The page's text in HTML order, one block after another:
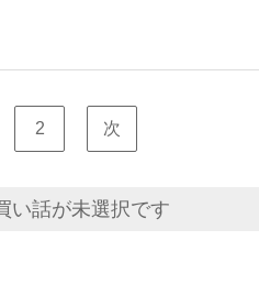
2 次
い話が未選択です